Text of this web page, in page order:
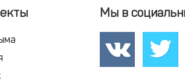
Мы в